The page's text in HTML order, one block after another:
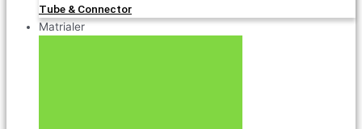
Tube & Connector
Matrialer